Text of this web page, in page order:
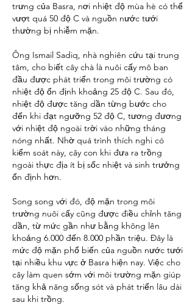
trưng của Basra, nơi nhiệt độ mùa hè có thể
vượt quá 50 độ C và nguồn nước tưới
thường bị nhiễm mặn.
Ông Ismail Sadiq, nhà nghiên cứu tại trung
tâm, cho biết cây chà là nuôi cấy mô ban
đầu được phát triển trong môi trường có
nhiệt độ ổn định khoảng 25 độ C. Sau đó,
nhiệt độ được tăng dần từng bước cho
đến khi đạt ngưỡng 52 độ C, tương đương
với nhiệt độ ngoài trời vào những tháng
nóng nhất. Nhờ quá trình thích nghi có
kiểm soát này, cây con khi đưa ra trồng
ngoài thực địa ít bị sốc nhiệt và sinh trưởng
ổn định hơn.
Song song với đó, độ mặn trong môi
trường nuôi cấy cũng được điều chỉnh tăng
dần, từ mức gần như bằng không lên
khoảng 6.000 đến 8.000 phần triệu. Đây là
mức độ mặn phổ biến của nguồn nước tưới
tại nhiều khu vực ở Basra hiện nay. Việc cho
cây làm quen sớm với môi trường mặn giúp
tăng khả năng sống sót và phát triển lâu dài
sau khi trồng.